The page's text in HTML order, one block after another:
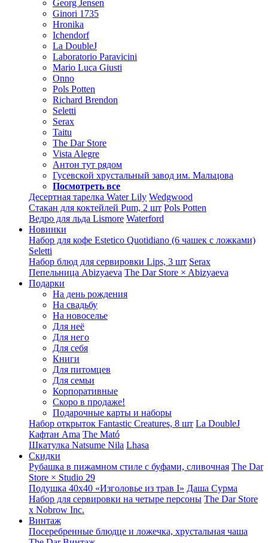
Georg Jensen
Ginori 1735
Hronika
Ichendorf
La DoubleJ
Laboratorio Paravicini
Mario Luca Giusti
Onno
Pols Potten
Richard Brendon
Seletti
Serax
Taitu
The Dar Store
Vista Alegre
Антон тут рядом
Гусевской хрустальный завод им. Мальцова
Посмотреть все
Десертная тарелка Water Lily Wedgwood
Стакан для коктейлей Pum, 2 шт Pols Potten
Ведро для льда Lismore Waterford
Новинки
Набор для кофе Estetico Quotidiano (6 чашек с ложками)
Seletti
Набор блюд для сервировки Lips, 3 шт Serax
Пепельница Abizyaeva The Dar Store × Abizyaeva
Подарки
На день рождения
На свадьбу
На новоселье
Для неё
Для него
Для себя
Книги
Для питомцев
Для семьи
Корпоративные
Скоро в продаже!
Подарочные карты и наборы
Набор открыток Fantastic Creatures, 8 шт La DoubleJ
Кафтан Ama The Mató
Шкатулка Natsume Nila Lhasa
Скидки
Рубашка в пижамном стиле с буфами, сливочная The Dar
Store × Studio 29
Подушка 40x40 «Изголовье из трав I» Даша Сурма
Набор для сервировки на четыре персоны The Dar Store
х Nobrow Inc.
Винтаж
Посеребренные блюдце и ложечка, хрустальная чаша